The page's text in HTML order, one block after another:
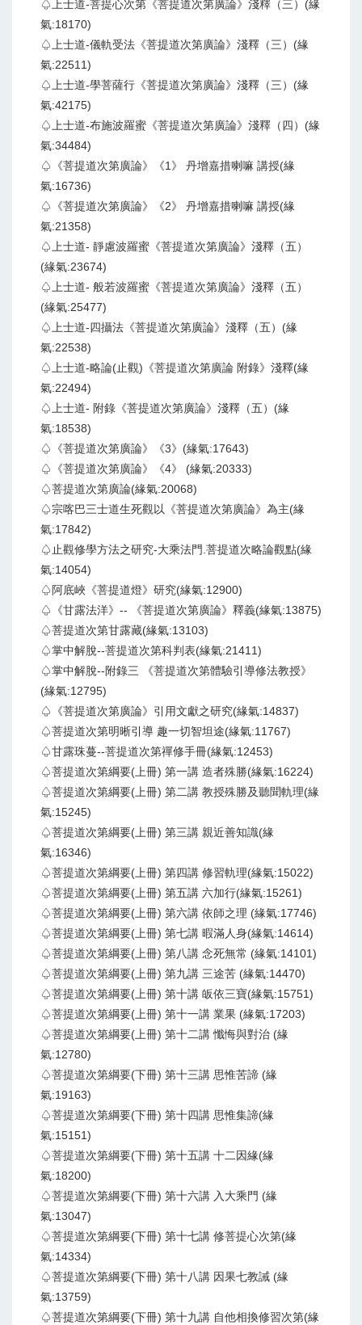
♤上士道-菩提心次第《菩提道次第廣論》淺釋（三）(緣
氣:18170)
♤上士道-儀軌受法《菩提道次第廣論》淺釋（三）(緣
氣:22511)
♤上士道-學菩薩行《菩提道次第廣論》淺釋（三）(緣
氣:42175)
♤上士道-布施波羅蜜《菩提道次第廣論》淺釋（四）(緣
氣:34484)
♤《菩提道次第廣論》《1》 丹增嘉措喇嘛 講授(緣
氣:16736)
♤《菩提道次第廣論》《2》 丹增嘉措喇嘛 講授(緣
氣:21358)
♤上士道- 靜慮波羅蜜《菩提道次第廣論》淺釋（五）
(緣氣:23674)
♤上士道- 般若波羅蜜《菩提道次第廣論》淺釋（五）
(緣氣:25477)
♤上士道-四攝法《菩提道次第廣論》淺釋（五）(緣
氣:22538)
♤上士道-略論(止觀)《菩提道次第廣論 附錄》淺釋(緣
氣:22494)
♤上士道- 附錄《菩提道次第廣論》淺釋（五）(緣
氣:18538)
♤《菩提道次第廣論》《3》(緣氣:17643)
♤《菩提道次第廣論》《4》 (緣氣:20333)
♤菩提道次第廣論(緣氣:20068)
♤宗喀巴三士道生死觀以《菩提道次第廣論》為主(緣
氣:17842)
♤止觀修學方法之研究-大乘法門.菩提道次略論觀點(緣
氣:14054)
♤阿底峽《菩提道燈》研究(緣氣:12900)
♤《甘露法洋》-- 《菩提道次第廣論》釋義(緣氣:13875)
♤菩提道次第甘露藏(緣氣:13103)
♤掌中解脫--菩提道次第科判表(緣氣:21411)
♤掌中解脫--附錄三 《菩提道次第體驗引導修法教授》
(緣氣:12795)
♤《菩提道次第廣論》引用文獻之研究(緣氣:14837)
♤菩提道次第明晰引導 趣一切智坦途(緣氣:11767)
♤甘露珠蔓--菩提道次第禪修手冊(緣氣:12453)
♤菩提道次第綱要(上冊) 第一講 造者殊勝(緣氣:16224)
♤菩提道次第綱要(上冊) 第二講 教授殊勝及聽聞軌理(緣
氣:15245)
♤菩提道次第綱要(上冊) 第三講 親近善知識(緣
氣:16346)
♤菩提道次第綱要(上冊) 第四講 修習軌理(緣氣:15022)
♤菩提道次第綱要(上冊) 第五講 六加行(緣氣:15261)
♤菩提道次第綱要(上冊) 第六講 依師之理 (緣氣:17746)
♤菩提道次第綱要(上冊) 第七講 暇滿人身(緣氣:14614)
♤菩提道次第綱要(上冊) 第八講 念死無常 (緣氣:14101)
♤菩提道次第綱要(上冊) 第九講 三途苦 (緣氣:14470)
♤菩提道次第綱要(上冊) 第十講 皈依三寶(緣氣:15751)
♤菩提道次第綱要(上冊) 第十一講 業果 (緣氣:17203)
♤菩提道次第綱要(上冊) 第十二講 懺悔與對治 (緣
氣:12780)
♤菩提道次第綱要(下冊) 第十三講 思惟苦諦 (緣
氣:19163)
♤菩提道次第綱要(下冊) 第十四講 思惟集諦(緣
氣:15151)
♤菩提道次第綱要(下冊) 第十五講 十二因緣(緣
氣:18200)
♤菩提道次第綱要(下冊) 第十六講 入大乘門 (緣
氣:13047)
♤菩提道次第綱要(下冊) 第十七講 修菩提心次第(緣
氣:14334)
♤菩提道次第綱要(下冊) 第十八講 因果七教誡 (緣
氣:13759)
♤菩提道次第綱要(下冊) 第十九講 自他相換修習次第(緣